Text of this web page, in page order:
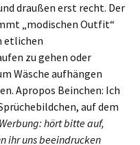
draußen erst recht. Der
„modischen Outfit“
etlichen
zu gehen oder
Wäsche aufhängen
Apropos Beinchen: Ich
auf dem
hört bitte auf,
ihr uns beeindrucken